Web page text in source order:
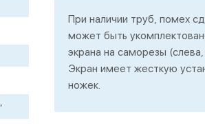
При наличии труб, помех
может быть
экрана на саморезы
Экран имеет жесткую
ножек.